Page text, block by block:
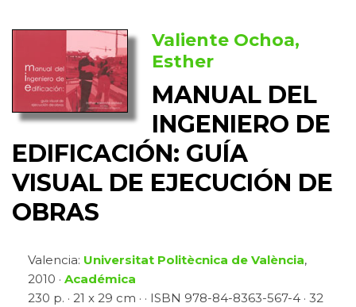
Valiente Ochoa,
Esther
MANUAL DEL
INGENIERO DE
EDIFICACIÓN: GUÍA
VISUAL DE EJECUCIÓN DE
OBRAS
Valencia: Universitat Politècnica de València,
2010 · Académica
230 p. · 21 x 29 cm · · ISBN 978-84-8363-567-4 · 32